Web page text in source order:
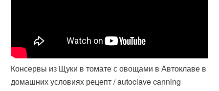
Консервы из Щуки в томате с овощами в Автоклаве в
домашних условиях рецепт / autoclave canning